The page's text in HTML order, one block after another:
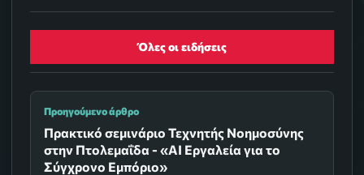
Όλες οι ειδήσεις
Προηγούμενο άρθρο
Πρακτικό σεμινάριο Τεχνητής Νοημοσύνης
στην Πτολεμαΐδα - «AI Εργαλεία για το
Σύγχρονο Εμπόριο»